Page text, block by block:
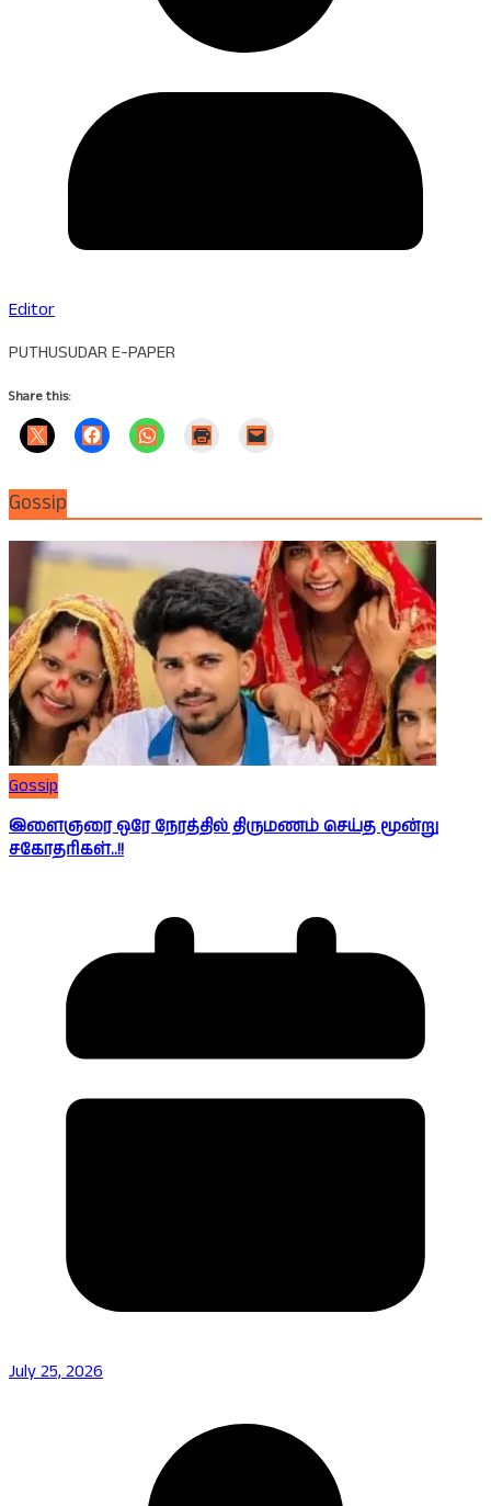
Editor
PUTHUSUDAR E-PAPER
Share this:
Gossip
Gossip
இளைஞரை ஒரே நேரத்தில் திருமணம் செய்த மூன்று
சகோதரிகள்..!!
July 25, 2026